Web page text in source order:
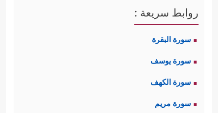
روابط سريعة :
سورة البقرة
سورة يوسف
سورة الكهف
سورة مريم